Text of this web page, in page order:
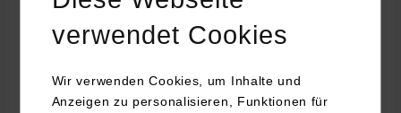
verwendet Cookies
Wir verwenden Cookies, um Inhalte und
Anzeigen zu personalisieren, Funktionen für
Technologietag: Clean Urban Transportation –
nachhaltige Mobilität im (sub)urbanen Umfeld
16.09.2026 - 17.09.2026